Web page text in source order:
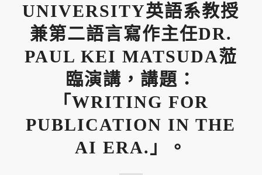
UNIVERSITY英語系教授
兼第二語言寫作主任DR.
PAUL KEI MATSUDA蒞
臨演講，講題：
「WRITING FOR
PUBLICATION IN THE
AI ERA.」。